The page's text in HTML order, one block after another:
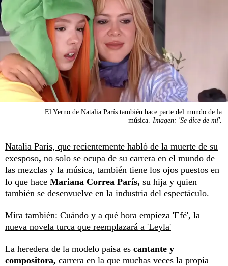
El Yerno de Natalia París también hace parte del mundo de la
música.
Imagen: 'Se dice de mí'.
Natalia París, que recientemente habló de la muerte de su
exesposo, no solo se ocupa de su carrera en el mundo de
las mezclas y la música, también tiene los ojos puestos en
lo que hace Mariana Correa París, su hija y quien
también se desenvuelve en la industria del espectáculo.
Mira también: Cuándo y a qué hora empieza 'Efé', la
nueva novela turca que reemplazará a 'Leyla'
La heredera de la modelo paisa es cantante y
compositora, carrera en la que muchas veces la propia